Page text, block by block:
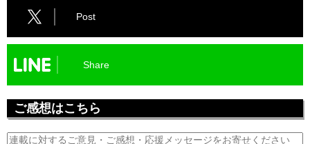
Post
Share
ご感想はこちら